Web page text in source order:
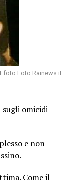
foto Foto Rainews.it
sugli omicidi
e non
Come il